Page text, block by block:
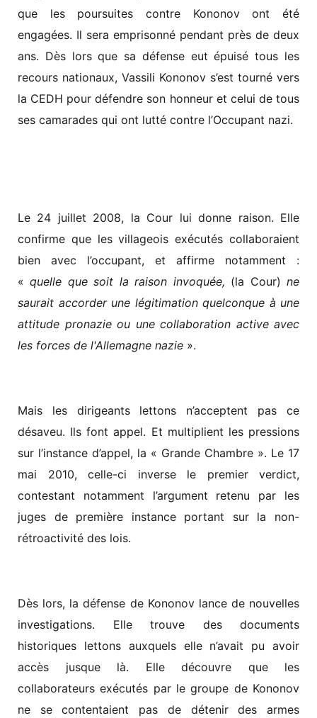
que les poursuites contre Kononov ont été
engagées. Il sera emprisonné pendant près de deux
ans. Dès lors que sa défense eut épuisé tous les
recours nationaux, Vassili Kononov s’est tourné vers
la CEDH pour défendre son honneur et celui de tous
ses camarades qui ont lutté contre l’Occupant nazi.
Le 24 juillet 2008, la Cour lui donne raison. Elle
confirme que les villageois exécutés collaboraient
bien avec l’occupant, et affirme notamment :
«quelle que soit la raison invoquée, (la Cour)ne
saurait accorder une légitimation quelconque à une
attitude pronazie ou une collaboration active avec
les forces de l'Allemagne nazie ».
Mais les dirigeants lettons n’acceptent pas ce
désaveu. Ils font appel. Et multiplient les pressions
sur l’instance d’appel, la « Grande Chambre ». Le 17
mai 2010, celle-ci inverse le premier verdict,
contestant notamment l’argument retenu par les
juges de première instance portant sur la non-
rétroactivité des lois.
Dès lors, la défense de Kononov lance de nouvelles
investigations. Elle trouve des documents
historiques lettons auxquels elle n’avait pu avoir
accès jusque là. Elle découvre que les
collaborateurs exécutés par le groupe de Kononov
ne se contentaient pas de détenir des armes